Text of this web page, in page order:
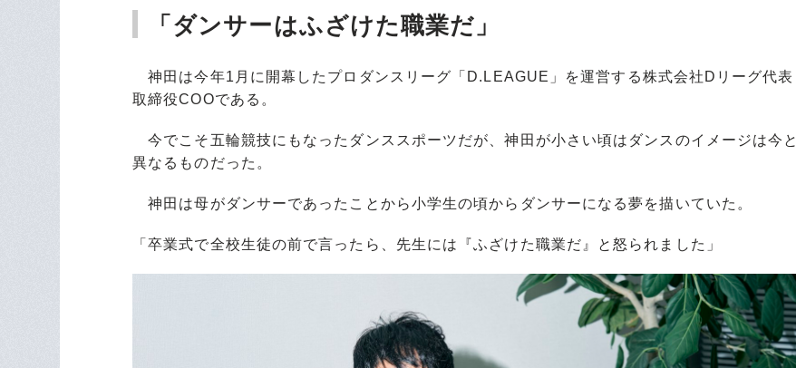
「ダンサーはふざけた職業だ」
神田は今年1月に開幕したプロダンスリーグ「D.LEAGUE」を運営する株式会社Dリーグ代表
取締役COOである。
今でこそ五輪競技にもなったダンススポーツだが、神田が小さい頃はダンスのイメージは今と
異なるものだった。
神田は母がダンサーであったことから小学生の頃からダンサーになる夢を描いていた。
「卒業式で全校生徒の前で言ったら、先生には『ふざけた職業だ』と怒られました」